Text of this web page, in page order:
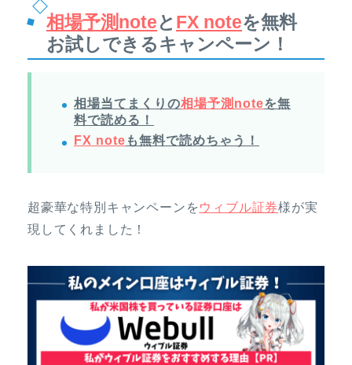
相場予測noteとFX noteを無料
お試しできるキャンペーン！
相場当てまくりの相場予測noteを無
料で読める！
FX note も無料で読めちゃう！
超豪華な特別キャンペーンを ウィブル証券様が実
現してくれました！